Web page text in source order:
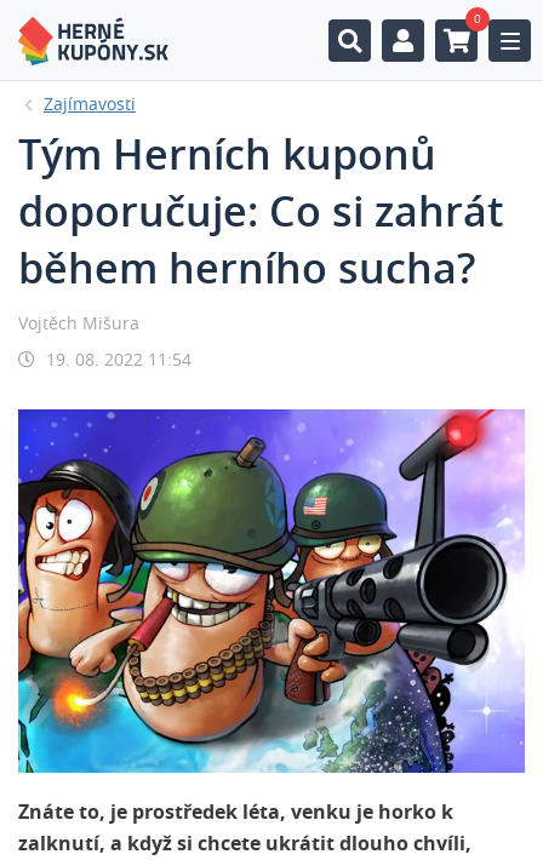
0
Zajímavosti
Tým Herních kuponů
doporučuje: Co si zahrát
během herního sucha?
Vojtěch Mišura
19. 08. 2022 11:54
Znáte to, je prostředek léta, venku je horko k
zalknutí, a když si chcete ukrátit dlouho chvíli,